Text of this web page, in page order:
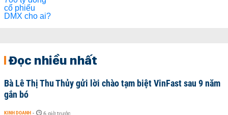
Đọc nhiều nhất
Bà Lê Thị Thu Thủy gửi lời chào tạm biệt VinFast sau 9 năm
gắn bó
KINH DOANH -